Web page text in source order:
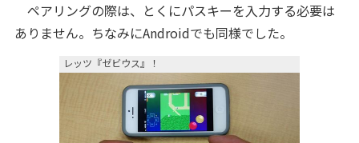
ペアリングの際は、とくにパスキーを入力する必要は
ありません。ちなみにAndroidでも同様でした。
レッツ『ゼビウス』！